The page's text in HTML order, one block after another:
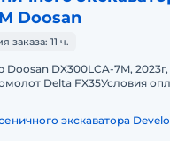
Doosan
11 ч.
Doosan DX300LCA-7M,
Delta FX35Условия
экскаватора